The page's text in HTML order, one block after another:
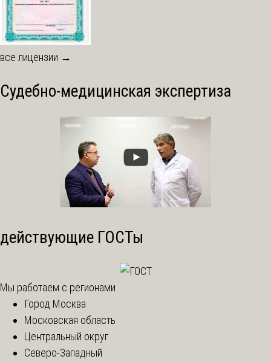
все лицензии →
Судебно-медицинская экспертиза
действующие ГОСТы
Мы работаем с регионами
Город Москва
Московская область
Центральный округ
Северо-Западный